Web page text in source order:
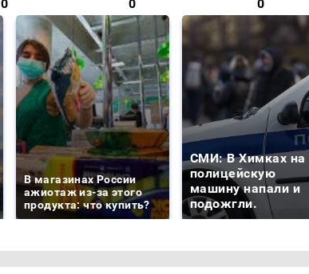
0 0 0
В магазинах России
ажиотаж из-за этого
продукта: что купить?
СМИ: В Химках на
полицейскую
машину напали и
подожгли.